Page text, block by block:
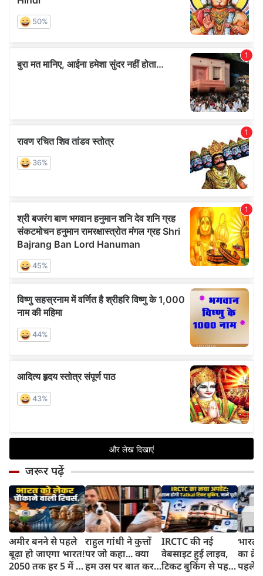
जरूर पढ़ें
अमीर बनने से पहले
बूढ़ा हो जाएगा भारत!
2050 तक हर 5 में 1
राहुल गांधी ने कुत्तों
पर जो कहा... क्या
हम उस पर बात कर
IRCTC की नई
वेबसाइट हुई लाइव,
टिकट बुकिंग से पहले
भारत
का
पहले